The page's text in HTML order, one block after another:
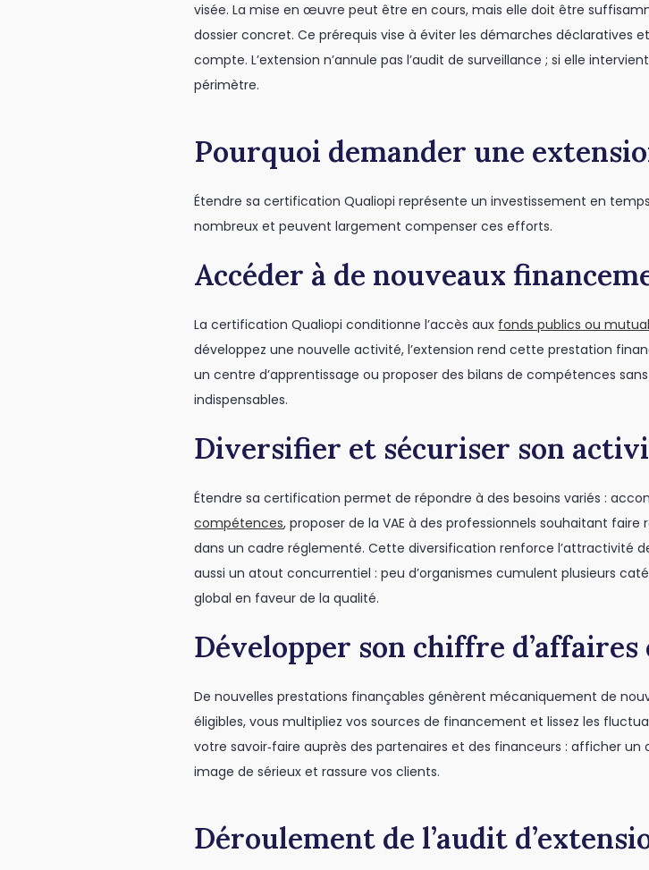
visée. La mise en œuvre peut être en cours, mais elle doit être
dossier concret. Ce prérequis vise à éviter les démarches déclaratives
compte. L’extension n’annule pas l’audit de surveillance ; si elle
périmètre.
Pourquoi demander une
Étendre sa certification Qualiopi représente un investissement en
nombreux et peuvent largement compenser ces efforts.
Accéder à de nouveaux
La certification Qualiopi conditionne l’accès aux fonds publics ou
développez une nouvelle activité, l’extension rend cette prestation
un centre d’apprentissage ou proposer des bilans de compétences
indispensables.
Diversifier et sécuriser son
Étendre sa certification permet de répondre à des besoins variés :
compétences, proposer de la VAE à des professionnels souhaitant
dans un cadre réglementé. Cette diversification renforce l’attractivité
aussi un atout concurrentiel : peu d’organismes cumulent plusieurs
global en faveur de la qualité.
Développer son chiffre d’affaires
De nouvelles prestations finançables génèrent mécaniquement de
éligibles, vous multipliez vos sources de financement et lissez les
votre savoir‑faire auprès des partenaires et des financeurs : afficher
image de sérieux et rassure vos clients.
Déroulement de l’audit